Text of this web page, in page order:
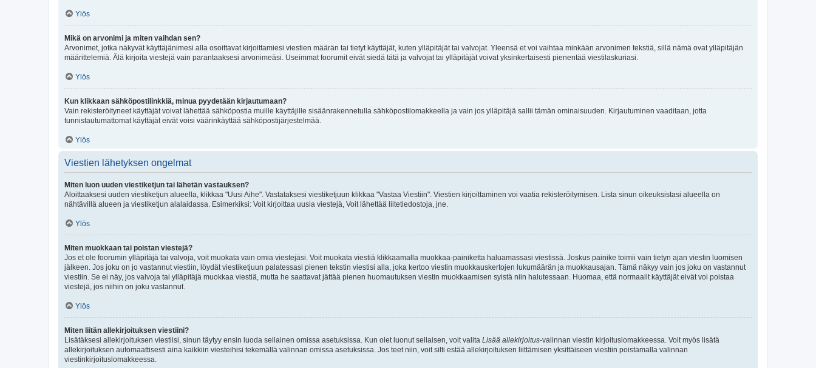
Ylös
Mikä on arvonimi ja miten vaihdan sen?
Arvonimet, jotka näkyvät käyttäjänimesi alla osoittavat kirjoittamiesi viestien määrän tai tietyt käyttäjät, kuten ylläpitäjät tai valvojat. Yleensä et voi vaihtaa minkään arvonimen tekstiä, sillä nämä ovat ylläpitäjän
määrittelemiä. Älä kirjoita viestejä vain parantaaksesi arvonimeäsi. Useimmat foorumit eivät siedä tätä ja valvojat tai ylläpitäjät voivat yksinkertaisesti pienentää viestilaskuriasi.
Ylös
Kun klikkaan sähköpostilinkkiä, minua pyydetään kirjautumaan?
Vain rekisteröityneet käyttäjät voivat lähettää sähköpostia muille käyttäjille sisäänrakennetulla sähköpostilomakkeella ja vain jos ylläpitäjä sallii tämän ominaisuuden. Kirjautuminen vaaditaan, jotta
tunnistautumattomat käyttäjät eivät voisi väärinkäyttää sähköpostijärjestelmää.
Ylös
Viestien lähetyksen ongelmat
Miten luon uuden viestiketjun tai lähetän vastauksen?
Aloittaaksesi uuden viestiketjun alueella, klikkaa "Uusi Aihe". Vastataksesi viestiketjuun klikkaa "Vastaa Viestiin". Viestien kirjoittaminen voi vaatia rekisteröitymisen. Lista sinun oikeuksistasi alueella on
nähtävillä alueen ja viestiketjun alalaidassa. Esimerkiksi: Voit kirjoittaa uusia viestejä, Voit lähettää liitetiedostoja, jne.
Ylös
Miten muokkaan tai poistan viestejä?
Jos et ole foorumin ylläpitäjä tai valvoja, voit muokata vain omia viestejäsi. Voit muokata viestiä klikkaamalla muokkaa-painiketta haluamassasi viestissä. Joskus painike toimii vain tietyn ajan viestin luomisen
jälkeen. Jos joku on jo vastannut viestiin, löydät viestiketjuun palatessasi pienen tekstin viestisi alla, joka kertoo viestin muokkauskertojen lukumäärän ja muokkausajan. Tämä näkyy vain jos joku on vastannut
viestiin. Se ei näy, jos valvoja tai ylläpitäjä muokkaa viestiä, mutta he saattavat jättää pienen huomautuksen viestin muokkaamisen syistä niin halutessaan. Huomaa, että normaalit käyttäjät eivät voi poistaa
viestejä, jos niihin on joku vastannut.
Ylös
Miten liitän allekirjoituksen viestiini?
Lisätäksesi allekirjoituksen viestiisi, sinun täytyy ensin luoda sellainen omissa asetuksissa. Kun olet luonut sellaisen, voit valita Lisää allekirjoitus-valinnan viestin kirjoituslomakkeessa. Voit myös lisätä
allekirjoituksen automaattisesti aina kaikkiin viesteihisi tekemällä valinnan omissa asetuksissa. Jos teet niin, voit silti estää allekirjoituksen liittämisen yksittäiseen viestiin poistamalla valinnan
viestinkirjoituslomakkeessa.